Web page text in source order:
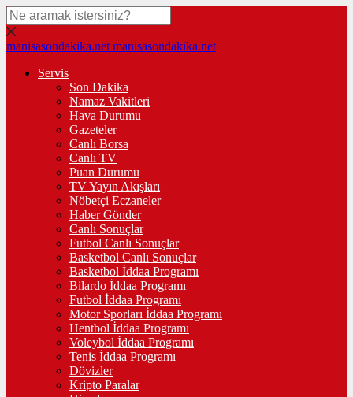
manisasondakika.net manisasondakika.net
Servis
Son Dakika
Namaz Vakitleri
Hava Durumu
Gazeteler
Canlı Borsa
Canlı TV
Puan Durumu
TV Yayın Akışları
Nöbetçi Eczaneler
Haber Gönder
Canlı Sonuçlar
Futbol Canlı Sonuçlar
Basketbol Canlı Sonuçlar
Basketbol İddaa Programı
Bilardo İddaa Programı
Futbol İddaa Programı
Motor Sporları İddaa Programı
Hentbol İddaa Programı
Voleybol İddaa Programı
Tenis İddaa Programı
Dövizler
Kripto Paralar